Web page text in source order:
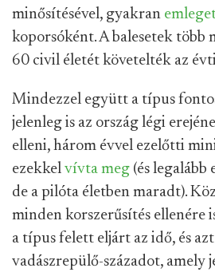
minősítésével, gyakran
koporsóként. A balesetek több
60 civil életét követelték az
Mindezzel együtt a típus
jelenleg is az ország légi
elleni, három évvel ezelőtti
ezekkel vívta meg (és legalább
de a pilóta életben maradt).
minden korszerűsítés ellenére
a típus felett eljárt az idő, és
vadászrepülő-századot, amely